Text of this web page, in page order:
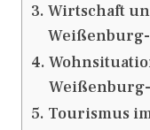
Wirtschaft
Tourismus